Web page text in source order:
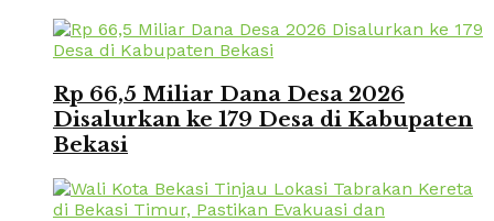
Rp 66,5 Miliar Dana Desa 2026
Disalurkan ke 179 Desa di Kabupaten
Bekasi